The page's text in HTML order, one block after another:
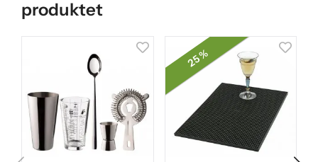
produktet
25 %